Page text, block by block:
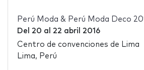
Perú Moda & Perú Moda Deco
Del 20 al 22 abril 2016
Centro de convenciones de Lima
Lima, Perú